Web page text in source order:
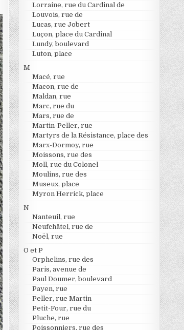
Lorraine, rue du Cardinal de
Louvois, rue de
Lucas, rue Jobert
Luçon, place du Cardinal
Lundy, boulevard
Luton, place
M
Macé, rue
Macon, rue de
Maldan, rue
Marc, rue du
Mars, rue de
Martin-Peller, rue
Martyrs de la Résistance, place des
Marx-Dormoy, rue
Moissons, rue des
Moll, rue du Colonel
Moulins, rue des
Museux, place
Myron Herrick, place
N
Nanteuil, rue
Neufchâtel, rue de
Noël, rue
O et P
Orphelins, rue des
Paris, avenue de
Paul Doumer, boulevard
Payen, rue
Peller, rue Martin
Petit-Four, rue du
Pluche, rue
Poissonniers, rue des